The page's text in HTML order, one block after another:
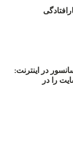
سانسور در اینترنت:
گزارشگران‌ بدون مرز، ۲۲ سایت را در